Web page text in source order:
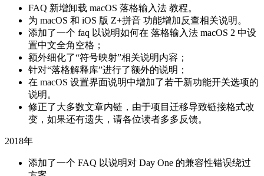
FAQ 新增卸载 macOS 落格输入法 教程。
为 macOS 和 iOS 版 Z+拼音 功能增加反查相关说明。
添加了一个 faq 以说明如何在 落格输入法 macOS 2 中设
置中文全角空格；
额外细化了“符号映射”相关说明内容；
针对“落格解释库”进行了额外的说明；
在 macOS 设置界面说明中增加了若干新功能开关选项的
说明。
修正了大多数文章内链，由于项目迁移导致链接格式改
变，如果还有遗失，请各位读者多多反馈。
2018年
添加了一个 FAQ 以说明对 Day One 的兼容性错误绕过